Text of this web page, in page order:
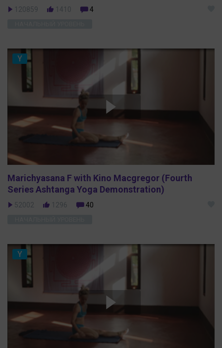
120859 1410 4
Y
Marichyasana F with Kino Macgregor (Fourth
Series Ashtanga Yoga Demonstration)
52002 1296 40
Y